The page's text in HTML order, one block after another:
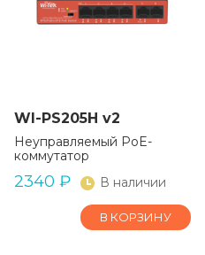
WI-PS205H v2
Неуправляемый PoE-
коммутатор
2340 ₽ В наличии
В КОРЗИНУ